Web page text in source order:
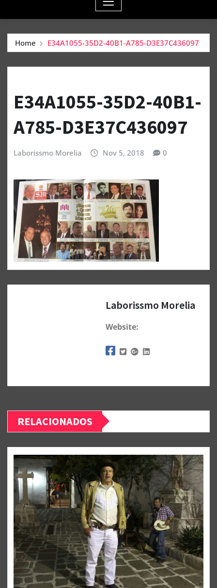
Home E34A1055-35D2-40B1-A785-D3E37C436097
E34A1055-35D2-40B1-
A785-D3E37C436097
Laborissmo Morelia Nov 5, 2018 0
Laborissmo Morelia
Website:
RELACIONADOS